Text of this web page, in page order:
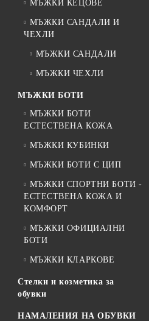
МЪЖКИ КЕЦОВЕ
МЪЖКИ САНДАЛИ И
ЧЕХЛИ
МЪЖКИ САНДАЛИ
МЪЖКИ ЧЕХЛИ
МЪЖКИ БОТИ
МЪЖКИ БОТИ
ЕСТЕСТВЕНА КОЖА
МЪЖКИ КУБИНКИ
МЪЖКИ БОТИ С ЦИП
МЪЖКИ СПОРТНИ БОТИ -
ЕСТЕСТВЕНА КОЖА И
КОМФОРТ
МЪЖКИ ОФИЦИАЛНИ
БОТИ
МЪЖКИ КЛАРКОВЕ
Стелки и козметика за
обувки
НАМАЛЕНИЯ НА ОБУВКИ